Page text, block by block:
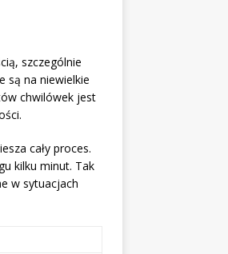
szczególnie
są na niewielkie
chwilówek jest
cały proces.
kilku minut. Tak
w sytuacjach